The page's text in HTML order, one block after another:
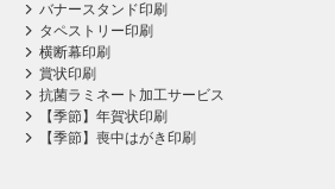
バナースタンド印刷
タペストリー印刷
横断幕印刷
賞状印刷
抗菌ラミネート加工サービス
【季節】年賀状印刷
【季節】喪中はがき印刷